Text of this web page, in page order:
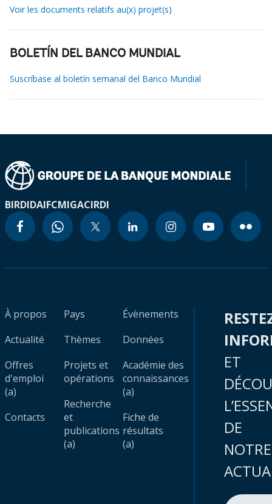
Voir les documents relatifs au(x) projet(s)
BOLETÍN DEL BANCO MUNDIAL
Suscríbase al boletín semanal del Banco Mundial
BIRDIDAIFCMIGACIRDI
À propos
Actualité
Offres
d'emploi
(a)
Contacts
Pays
Thèmes
Projets et
opérations
Recherche
et
publications
(a)
Évènements
Données
Académie des
connaissances
(a)
Fiche de
résultats
(a)
ET
DE
NOTRE